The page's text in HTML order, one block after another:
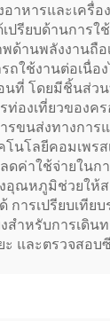
ารและเครื่อ
ปรียบด้านกา
านพลังงานถื
ใช้งานต่อเนื่
ที่ โดยมีชิ้นส่ว
งเที่ยวของค
นส่งทางกา
นโลยีคอมเพ
าใช้จ่ายในก
หภูมิช่วยให้ส
เปรียบเทียบ
ำหรับการเดิ
ละตรวจสอบ